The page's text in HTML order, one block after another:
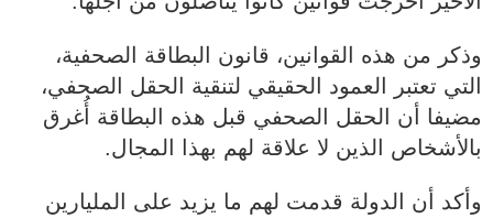
وذكر من هذه القوانين، قانون البطاقة الصحفية،
التي تعتبر العمود الحقيقي لتنقية الحقل الصحفي،
مضيفا أن الحقل الصحفي قبل هذه البطاقة أُغرق
بالأشخاص الذين لا علاقة لهم بهذا المجال.
وأكد أن الدولة قدمت لهم ما يزيد على المليارين